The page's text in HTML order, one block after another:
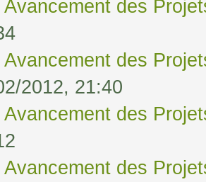
Avancement des
Avancement des
2012, 21:40
Avancement des
Avancement des